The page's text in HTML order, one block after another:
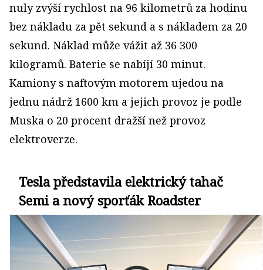
nuly zvýší rychlost na 96 kilometrů za hodinu
bez nákladu za pět sekund a s nákladem za 20
sekund. Náklad může vážit až 36 300
kilogramů. Baterie se nabíjí 30 minut.
Kamiony s naftovým motorem ujedou na
jednu nádrž 1600 km a jejich provoz je podle
Muska o 20 procent dražší než provoz
elektroverze.
Tesla představila elektrický tahač
Semi a nový sporťák Roadster